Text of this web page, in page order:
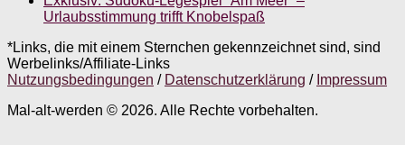
Urlaubsstimmung trifft Knobelspaß
*Links, die mit einem Sternchen gekennzeichnet sind, sind
Werbelinks/Affiliate-Links
Nutzungsbedingungen / Datenschutzerklärung / Impressum
Mal-alt-werden © 2026. Alle Rechte vorbehalten.